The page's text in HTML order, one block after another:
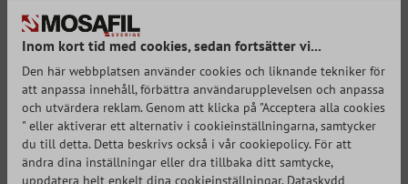
Inom kort tid med cookies, sedan fortsätter vi...
Den här webbplatsen använder cookies och liknande tekniker för
att anpassa innehåll, förbättra användarupplevelsen och anpassa
och utvärdera reklam. Genom att klicka på "Acceptera alla cookies
" eller aktiverar ett alternativ i cookieinställningarna, samtycker
du till detta. Detta beskrivs också i vår cookiepolicy. För att
ändra dina inställningar eller dra tillbaka ditt samtycke,
uppdatera helt enkelt dina cookieinställningar. Dataskydd